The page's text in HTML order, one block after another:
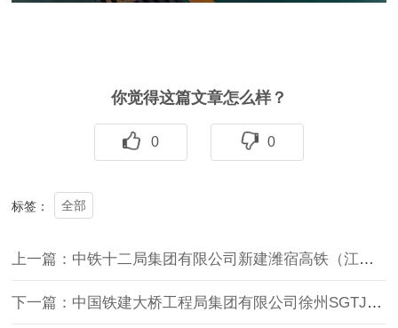
你觉得这篇文章怎么样？
0 0
标签： 全部
上一篇：中铁十二局集团有限公司新建潍宿高铁（江苏段）一标项目经理部三分部及二分部广告项目
下一篇：中国铁建大桥工程局集团有限公司徐州SGTJ4111工区项目